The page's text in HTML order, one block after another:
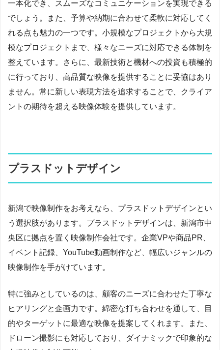
一本化でき、スムーズなコミュニケーションを実現できる
でしょう。また、予算や納期に合わせて柔軟に対応してく
れる点も魅力の一つです。小規模なプロジェクトから大規
模なプロジェクトまで、様々なニーズに対応できる体制を
整えています。さらに、最新技術と機材への投資も積極的
に行っており、高品質な映像を提供することに妥協はあり
ません。常に新しい表現方法を追求することで、クライア
ントの期待を超える映像体験を提供しています。
プラスドットデザイン
新潟で映像制作をお考えなら、プラスドットデザインとい
う選択肢があります。プラスドットデザインは、新潟市中
央区に拠点を置く映像制作会社です。企業VPや商品PR、
イベント記録、YouTube動画制作など、幅広いジャンルの
映像制作を手がけています。
特に強みとしているのは、顧客のニーズに合わせた丁寧な
ヒアリングと企画力です。綿密な打ち合わせを通して、目
的やターゲットに最適な映像を提案してくれます。また、
ドローン撮影にも対応しており、ダイナミックで印象的な